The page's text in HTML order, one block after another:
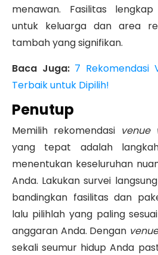
menawan. Fasilitas
untuk keluarga dan area
tambah yang signifikan.
Baca Juga: 7 Rekomendasi
Terbaik untuk Dipilih!
Penutup
Memilih rekomendasi venue
yang tepat adalah
menentukan keseluruhan
Anda. Lakukan survei
bandingkan fasilitas dan
lalu pilihlah yang paling
anggaran Anda. Dengan venue
sekali seumur hidup Anda